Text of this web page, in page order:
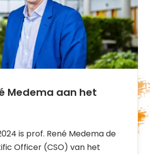
Medema aan het
is prof. René Medema de
Officer (CSO) van het